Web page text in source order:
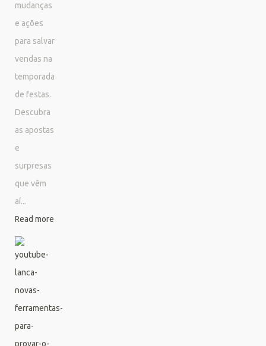
mudanças
e ações
para salvar
vendas na
temporada
de festas.
Descubra
as apostas
e
surpresas
que vêm
aí...
Read more